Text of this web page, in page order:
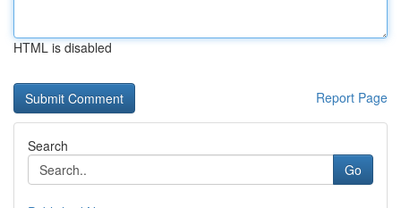
HTML is disabled
Report Page
Search
Go